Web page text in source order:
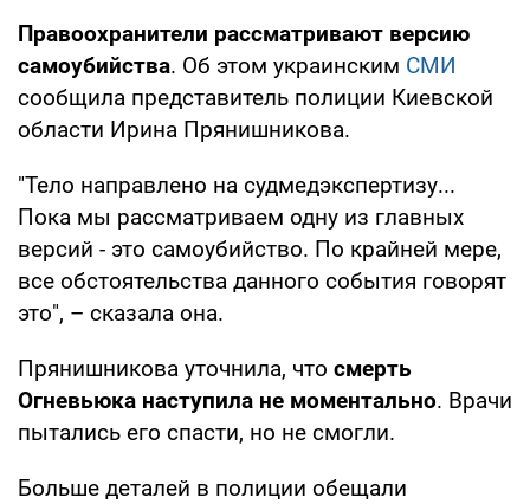
Правоохранители рассматривают версию
самоубийства. Об этом украинским СМИ
сообщила представитель полиции Киевской
области Ирина Прянишникова.
"Тело направлено на судмедэкспертизу...
Пока мы рассматриваем одну из главных
версий - это самоубийство. По крайней мере,
все обстоятельства данного события говорят
это", – сказала она.
Прянишникова уточнила, что смерть
Огневьюка наступила не моментально. Врачи
пытались его спасти, но не смогли.
Больше деталей в полиции обещали